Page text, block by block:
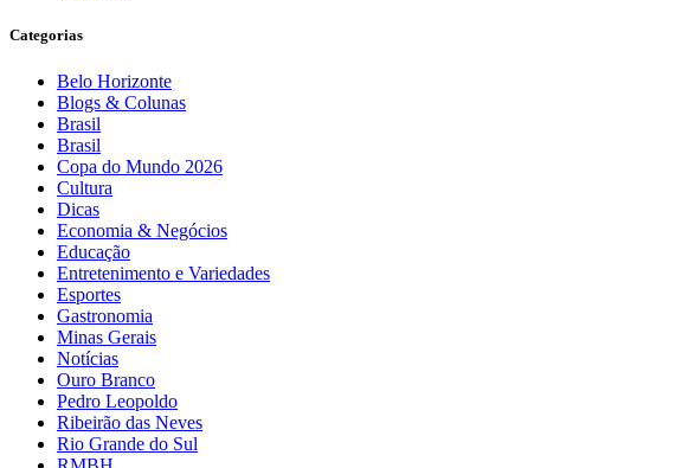
Categorias
Belo Horizonte
Blogs & Colunas
Brasil
Brasil
Copa do Mundo 2026
Cultura
Dicas
Economia & Negócios
Educação
Entretenimento e Variedades
Esportes
Gastronomia
Minas Gerais
Notícias
Ouro Branco
Pedro Leopoldo
Ribeirão das Neves
Rio Grande do Sul